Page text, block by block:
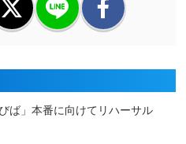
ば」本番に向けてリハーサル